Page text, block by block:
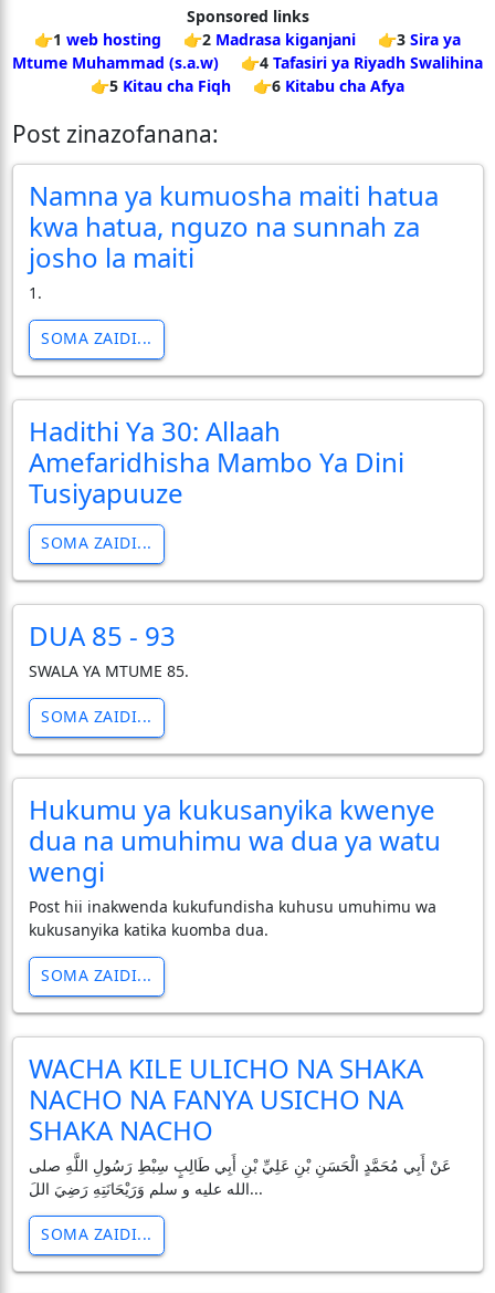
Sponsored links
👉1 web hosting 👉2 Madrasa kiganjani 👉3 Sira ya
Mtume Muhammad (s.a.w)
👉4 Tafasiri ya Riyadh Swalihina
👉5 Kitau cha Fiqh 👉6 Kitabu cha Afya
Post zinazofanana:
Namna ya kumuosha maiti hatua
kwa hatua, nguzo na sunnah za
josho la maiti
1.
SOMA ZAIDI...
Hadithi Ya 30: Allaah
Amefaridhisha Mambo Ya Dini
Tusiyapuuze
SOMA ZAIDI...
DUA 85 - 93
SWALA YA MTUME 85.
SOMA ZAIDI...
Hukumu ya kukusanyika kwenye
dua na umuhimu wa dua ya watu
wengi
Post hii inakwenda kukufundisha kuhusu umuhimu wa
kukusanyika katika kuomba dua.
SOMA ZAIDI...
WACHA KILE ULICHO NA SHAKA
NACHO NA FANYA USICHO NA
SHAKA NACHO
عَنْ أَبِي مُحَمَّدٍ الْحَسَنِ بْنِ عَلِيِّ بْنِ أَبِي طَالِبٍ سِبْطِ رَسُولِ اللَّهِ صلى
الله عليه و سلم وَرَيْحَانَتِهِ رَضِيَ اللَ...
SOMA ZAIDI...